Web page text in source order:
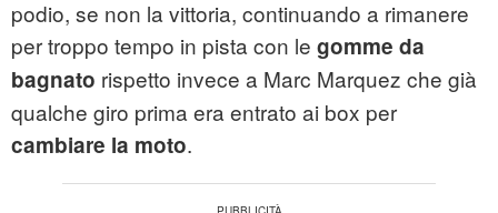
podio, se non la vittoria, continuando a rimanere
per troppo tempo in pista con le gomme da
bagnato rispetto invece a Marc Marquez che già
qualche giro prima era entrato ai box per
cambiare la moto.